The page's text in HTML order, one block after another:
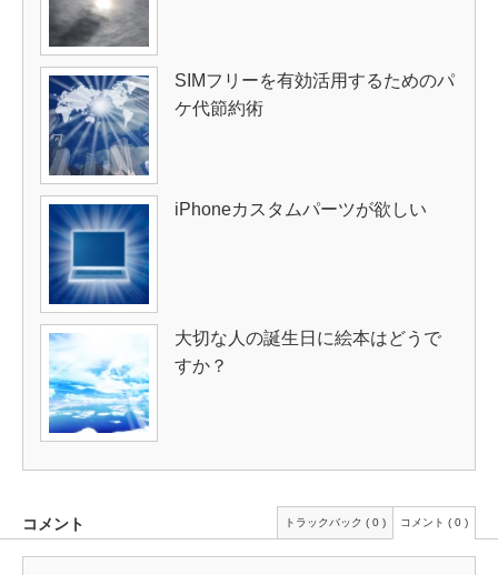
SIMフリーを有効活用するためのパ
ケ代節約術
iPhoneカスタムパーツが欲しい
大切な人の誕生日に絵本はどうで
すか？
コメント トラックバック ( 0 ) コメント ( 0 )